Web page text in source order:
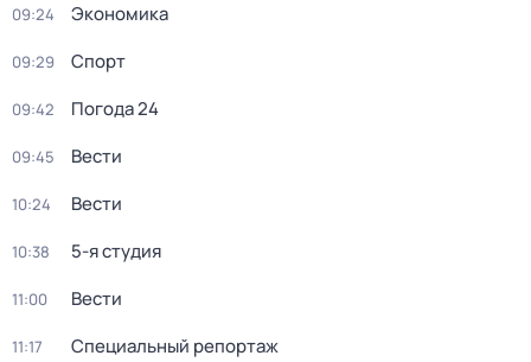
09:24 Экономика
09:29 Спорт
09:42 Погода 24
09:45 Вести
10:24 Вести
10:38 5-я студия
11:00 Вести
11:17 Специальный репортаж